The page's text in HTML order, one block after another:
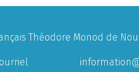
Théodore Monod de